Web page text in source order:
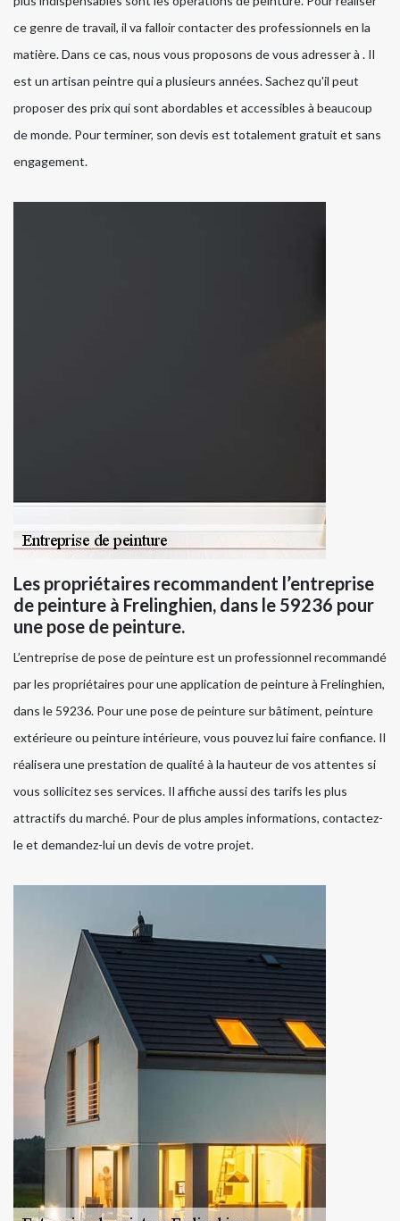
ce genre de travail, il va falloir contacter des professionnels en la
matière. Dans ce cas, nous vous proposons de vous adresser à . Il
est un artisan peintre qui a plusieurs années. Sachez qu'il peut
proposer des prix qui sont abordables et accessibles à beaucoup
de monde. Pour terminer, son devis est totalement gratuit et sans
engagement.
Les propriétaires recommandent l’entreprise
de peinture à Frelinghien, dans le 59236 pour
une pose de peinture.
L’entreprise de pose de peinture est un professionnel recommandé
par les propriétaires pour une application de peinture à Frelinghien,
dans le 59236. Pour une pose de peinture sur bâtiment, peinture
extérieure ou peinture intérieure, vous pouvez lui faire confiance. Il
réalisera une prestation de qualité à la hauteur de vos attentes si
vous sollicitez ses services. Il affiche aussi des tarifs les plus
attractifs du marché. Pour de plus amples informations, contactez-
le et demandez-lui un devis de votre projet.